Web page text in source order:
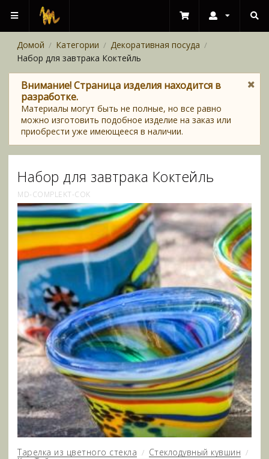
Домой / Категории / Декоративная посуда /
Набор для завтрака Коктейль
Внимание! Страница изделия находится в
разработке.
Материалы могут быть не полные, но все равно
можно изготовить подобное изделие на заказ или
приобрести уже имеющееся в наличии.
Набор для завтрака Коктейль
MD-COMPLEKT-COK
Тарелка из цветного стекла / Стеклодувный кувшин /